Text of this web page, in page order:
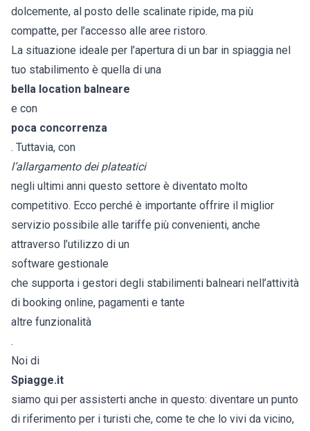
dolcemente, al posto delle scalinate ripide, ma più
compatte, per l’accesso alle aree ristoro.
La situazione ideale per l’apertura di un bar in spiaggia nel
tuo stabilimento è quella di una
bella location balneare
e con
poca concorrenza
. Tuttavia, con
l’allargamento dei plateatici
negli ultimi anni questo settore è diventato molto
competitivo. Ecco perché è importante offrire il miglior
servizio possibile alle tariffe più convenienti, anche
attraverso l’utilizzo di un
software gestionale
che supporta i gestori degli stabilimenti balneari nell’attività
di booking online, pagamenti e tante
altre funzionalità
.
Noi di
Spiagge.it
siamo qui per assisterti anche in questo: diventare un punto
di riferimento per i turisti che, come te che lo vivi da vicino,